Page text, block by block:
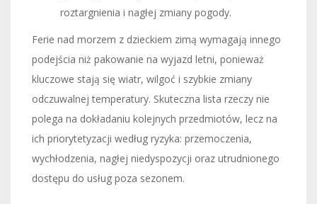
roztargnienia i nagłej zmiany pogody.
Ferie nad morzem z dzieckiem zimą wymagają innego
podejścia niż pakowanie na wyjazd letni, ponieważ
kluczowe stają się wiatr, wilgoć i szybkie zmiany
odczuwalnej temperatury. Skuteczna lista rzeczy nie
polega na dokładaniu kolejnych przedmiotów, lecz na
ich priorytetyzacji według ryzyka: przemoczenia,
wychłodzenia, nagłej niedyspozycji oraz utrudnionego
dostępu do usług poza sezonem.